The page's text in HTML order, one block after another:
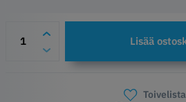
Lisää
Toivelista